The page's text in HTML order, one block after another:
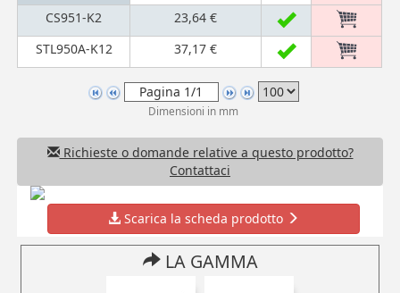
CS951-K2
23,64 €
STL950A-K12
37,17 €
Dimensioni in mm
Richieste o domande relative a questo prodotto?
Contattaci
Scarica la scheda prodotto
LA GAMMA